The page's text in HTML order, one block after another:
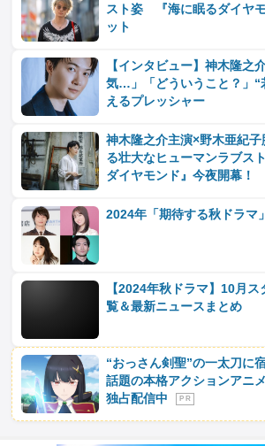
スト姿 『海に眠るダイヤ
ット
【インタビュー】神木隆之
気…」「どういうこと？」“
えるプレッシャー
神木隆之介主演×野木亜紀
る壮大なヒューマンラブス
ダイヤモンド』今夜開幕！
2024年「期待する秋ドラマ
【2024年秋ドラマ】10月
覧＆最新ニュースまとめ
“おっさん剣聖”の一太刀
話題の本格アクションアニ
独占配信中
P R